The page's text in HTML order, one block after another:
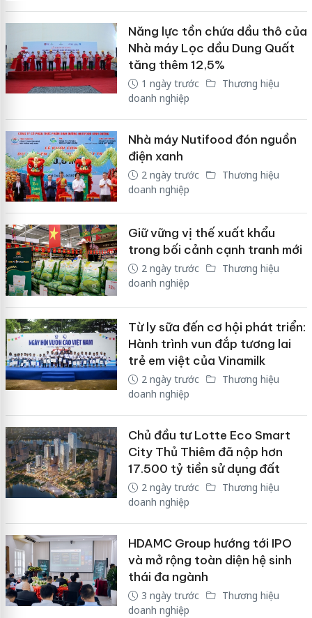
Năng lực tồn chứa dầu thô của
Nhà máy Lọc dầu Dung Quất
tăng thêm 12,5%
1 ngày trước
Thương hiệu
doanh nghiệp
Nhà máy Nutifood đón nguồn
điện xanh
2 ngày trước
Thương hiệu
doanh nghiệp
Giữ vững vị thế xuất khẩu
trong bối cảnh cạnh tranh mới
2 ngày trước
Thương hiệu
doanh nghiệp
Từ ly sữa đến cơ hội phát triển:
Hành trình vun đắp tương lai
trẻ em việt của Vinamilk
2 ngày trước
Thương hiệu
doanh nghiệp
Chủ đầu tư Lotte Eco Smart
City Thủ Thiêm đã nộp hơn
17.500 tỷ tiền sử dụng đất
2 ngày trước
Thương hiệu
doanh nghiệp
HDAMC Group hướng tới IPO
và mở rộng toàn diện hệ sinh
thái đa ngành
3 ngày trước
Thương hiệu
doanh nghiệp